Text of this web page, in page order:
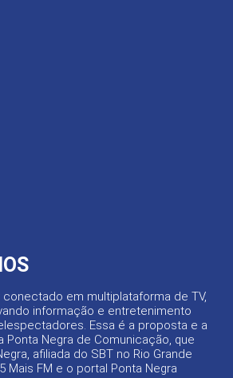
em multiplataforma de TV,
informação e entretenimento
Essa é a proposta e a
Ponta Negra de Comunicação, que
afiliada do SBT no Rio Grande
Mais FM e o portal Ponta Negra